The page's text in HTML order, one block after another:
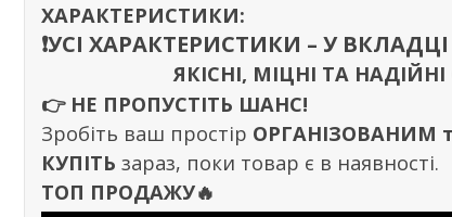
ХАРАКТЕРИСТИКИ:
❗️УСІ ХАРАКТЕРИСТИКИ – У
ЯКІСНІ, МІЦНІ ТА
👉 НЕ ПРОПУСТІТЬ ШАНС!
Зробіть ваш простір ОРГАНІЗОВАНИМ
КУПІТЬ зараз, поки товар є в наявності.
ТОП ПРОДАЖУ🔥